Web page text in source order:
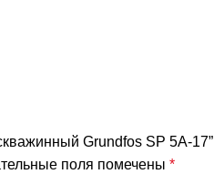
Grundfos SP 5A-17”
поля помечены *